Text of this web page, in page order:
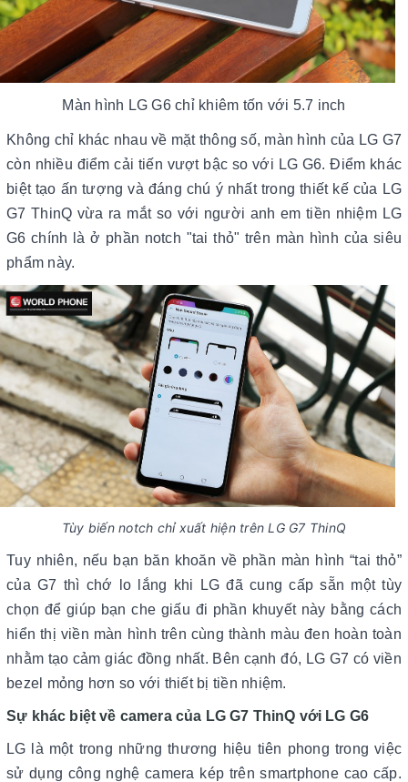
Màn hình LG G6 chỉ khiêm tốn với 5.7 inch
Không chỉ khác nhau về mặt thông số, màn hình của LG G7
còn nhiều điểm cải tiến vượt bậc so với LG G6. Điểm khác
biệt tạo ấn tượng và đáng chú ý nhất trong thiết kế của LG
G7 ThinQ vừa ra mắt so với người anh em tiền nhiệm LG
G6 chính là ở phần notch "tai thỏ" trên màn hình của siêu
phẩm này.
Tùy biến notch chỉ xuất hiện trên LG G7 ThinQ
Tuy nhiên, nếu bạn băn khoăn về phần màn hình “tai thỏ”
của G7 thì chớ lo lắng khi LG đã cung cấp sẵn một tùy
chọn để giúp bạn che giấu đi phần khuyết này bằng cách
hiển thị viền màn hình trên cùng thành màu đen hoàn toàn
nhằm tạo cảm giác đồng nhất. Bên cạnh đó, LG G7 có viền
bezel mỏng hơn so với thiết bị tiền nhiệm.
Sự khác biệt về camera của LG G7 ThinQ với LG G6
LG là một trong những thương hiệu tiên phong trong việc
sử dụng công nghệ camera kép trên smartphone cao cấp.